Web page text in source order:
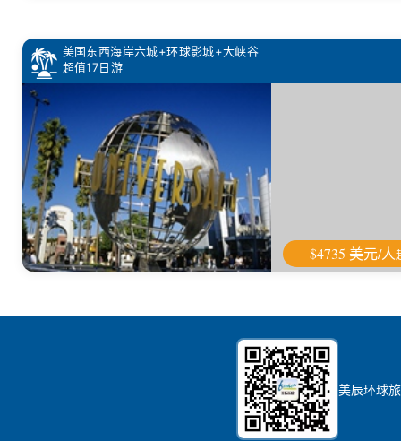
美国东西海岸六城+环球影城+大峡谷
超值17日游
$4735 美元/人
美辰环球